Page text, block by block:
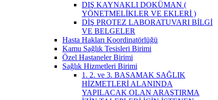
DIŞ KAYNAKLI DOKÜMAN (
YÖNETMELİKLER VE EKLERİ )
DİŞ PROTEZ LABORATUVARI BİLGİ
VE BELGELER
Hasta Hakları Koordinatörlüğü
Kamu Sağlık Tesisleri Birimi
Özel Hastaneler Birimi
Sağlık Hizmetleri Birimi
1. 2. ve 3. BASAMAK SAĞLIK
HİZMETLERİ ALANINDA
YAPILACAK OLAN ARAŞTIRMA